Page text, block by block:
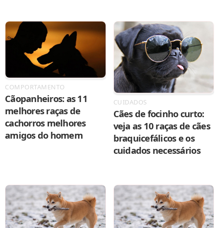
COMPORTAMENTO
Cãopanheiros: as 11
melhores raças de
cachorros melhores
amigos do homem
CUIDADOS
Cães de focinho curto:
veja as 10 raças de cães
braquicefálicos e os
cuidados necessários